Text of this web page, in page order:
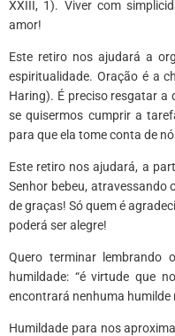
XXIII, 1). Viver com
amor!
Este retiro nos ajudará a
espiritualidade. Oração é a
Haring). É preciso resgatar a
se quisermos cumprir a
para que ela tome conta de
Este retiro nos ajudará, a
Senhor bebeu, atravessando
de graças! Só quem é
poderá ser alegre!
Quero terminar lembrando
humildade: “é virtude que
encontrará nenhuma humilde
Humildade para nos